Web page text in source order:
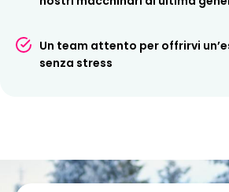
Un team attento per offrirvi
senza stress